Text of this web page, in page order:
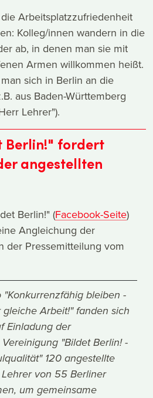
Arbeitsplatzzufriedenheit
Kolleg/innen wandern in die
ab, in denen man sie mit
Armen willkommen heißt.
sich in Berlin an die
aus Baden-Württemberg
Lehrer").
Berlin!" fordert
angestellten
Berlin!" (Facebook-Seite)
Angleichung der
der Pressemitteilung vom
bleiben -
Arbeit!" fanden sich
Einladung der
"Bildet Berlin! -
120 angestellte
von 55 Berliner
um gemeinsame